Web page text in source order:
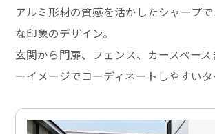
アルミ形材の質感を活かしたシャープ
な印象のデザイン。
玄関から門扉、フェンス、カースペー
ーイメージでコーディネートしやすい